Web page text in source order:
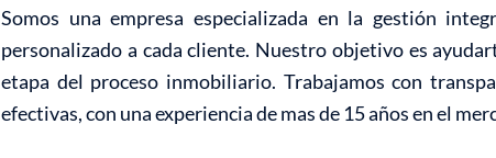
Somos una empresa especializada en la gestión
personalizado a cada cliente. Nuestro objetivo es
etapa del proceso inmobiliario. Trabajamos con
efectivas, con una experiencia de mas de 15 años en el